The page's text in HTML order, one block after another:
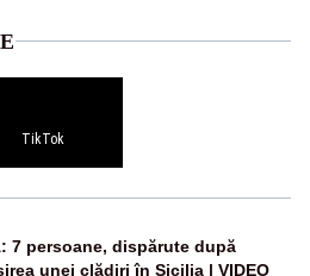
TikTok
7 persoane, dispărute după
unei clădiri în Sicilia | VIDEO